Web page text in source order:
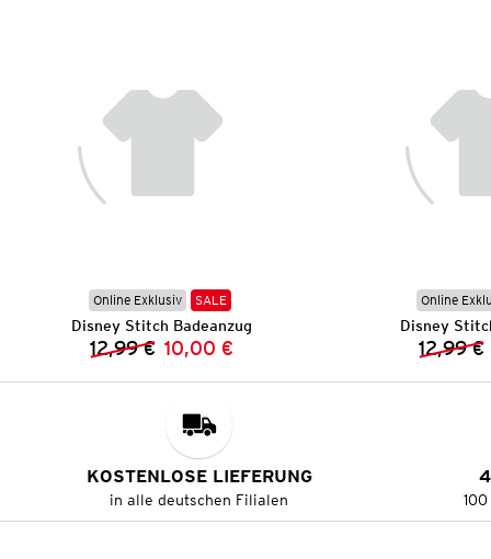
Online Exklusiv SALE
Disney Stitch Badeanzug
Vorheriger Preis:
12,99 € Neuer Preis:
10,00 €
Online
Disney
12,99 €
KOSTENLOSE LIEFERUNG
in alle deutschen Filialen